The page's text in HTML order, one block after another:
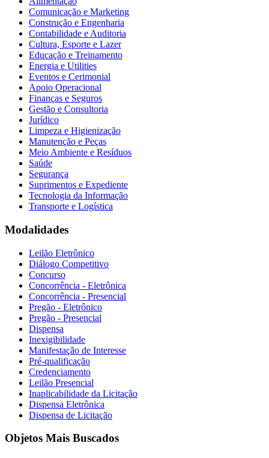
Comunicação e Marketing
Construção e Engenharia
Contabilidade e Auditoria
Cultura, Esporte e Lazer
Educação e Treinamento
Energia e Utilities
Eventos e Cerimonial
Apoio Operacional
Finanças e Seguros
Gestão e Consultoria
Jurídico
Limpeza e Higienização
Manutenção e Peças
Meio Ambiente e Resíduos
Saúde
Segurança
Suprimentos e Expediente
Tecnologia da Informação
Transporte e Logística
Modalidades
Leilão Eletrônico
Diálogo Competitivo
Concurso
Concorrência - Eletrônica
Concorrência - Presencial
Pregão - Eletrônico
Pregão - Presencial
Dispensa
Inexigibilidade
Manifestação de Interesse
Pré-qualificação
Credenciamento
Leilão Presencial
Inaplicabilidade da Licitação
Dispensa Eletrônica
Dispensa de Licitação
Objetos Mais Buscados